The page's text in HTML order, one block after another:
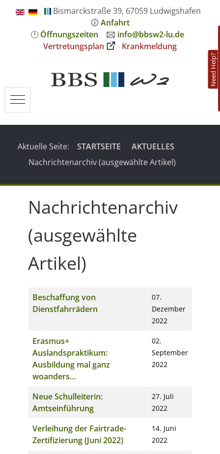
Bismarckstraße 39, 67059 Ludwigshafen
🛈Anfahrt
🕛 Öffnungszeiten 🖂 info@bbsw2-lu.de
Vertretungsplan
Krankmeldung
Need Help?
Mobile Menu Toggle
Aktuelle Seite: STARTSEITE
AKTUELLES
Nachrichtenarchiv (ausgewählte Artikel)
Nachrichtenarchiv
(ausgewählte
Artikel)
Titel Veröffentlichungsdatum
Beschaffung von
Dienstfahrrädern
07.
Dezember
2022
Erasmus+
Auslandspraktikum:
Ausbildung mal ganz
woanders…
02.
September
2022
Neue Schulleiterin:
Amtseinführung
27. Juli
2022
Verleihung der Fairtrade-
Zertifizierung (Juni 2022)
14. Juni
2022